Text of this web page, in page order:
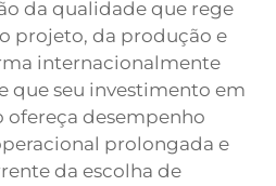
da qualidade que rege
projeto, da produção e
internacionalmente
que seu investimento em
ofereça desempenho
prolongada e
da escolha de